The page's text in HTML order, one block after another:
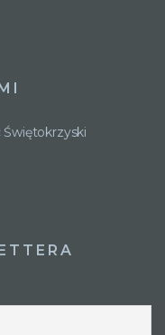
Świętokrzyski